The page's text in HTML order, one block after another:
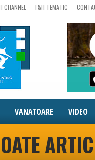
CHANNEL F&H TEMATIC
VANATOARE VIDEO